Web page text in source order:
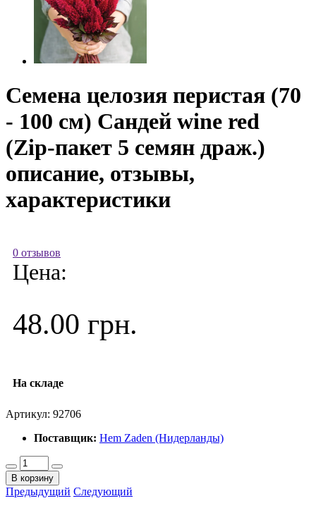
Семена целозия перистая (70
- 100 см) Сандей wine red
(Zip-пакет 5 семян драж.)
описание, отзывы,
характеристики
0 отзывов
Цена:
48.00 грн.
На складе
Артикул: 92706
Поставщик: Hem Zaden (Нидерланды)
В корзину
Предыдущий Следующий